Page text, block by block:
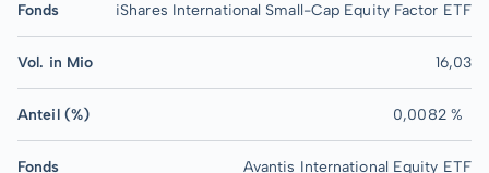
Fonds iShares International Small-Cap Equity Factor ETF
Vol. in Mio 16,03
Anteil (%) 0,0082 %
Fonds Avantis International Equity ETF